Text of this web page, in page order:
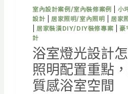
置
、
動
規
劃
一
次
看
室內設計案例/室內裝修案例
小
設計
居家照明/室內照明 |居家
|居家裝潢DIY/DIY裝修專案
豪
計
浴室燈光設計
照明配置重點
質感浴室空間